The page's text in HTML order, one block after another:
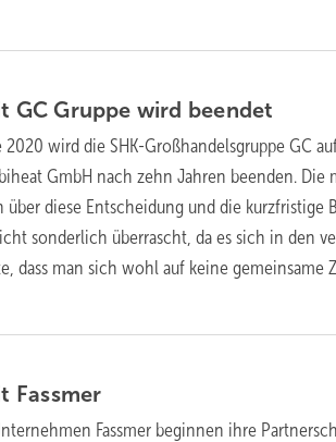
GC Gruppe wird beendet
2020 wird die SHK-Großhandelsgruppe GC
GmbH nach zehn Jahren beenden. Die
diese Entscheidung und die kurzfristige
sonderlich überrascht, da es sich in den
dass man sich wohl auf keine gemeinsame
Fassmer
Fassmer beginnen ihre